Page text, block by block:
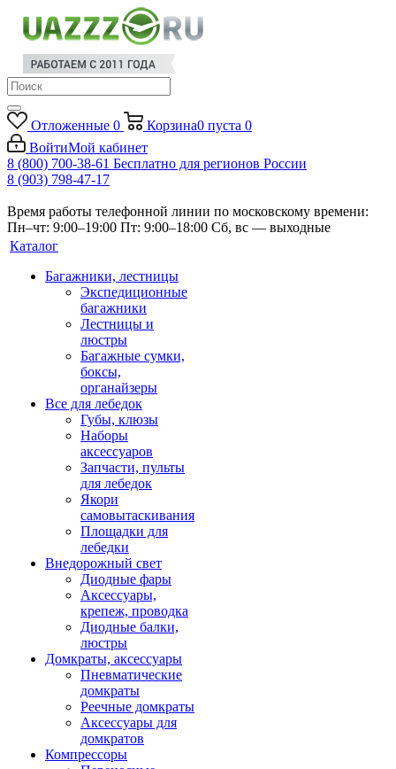
Отложенные 0 Корзина0 пуста 0
ВойтиМой кабинет
8 (800) 700-38-61 Бесплатно для регионов России
8 (903) 798-47-17
Время работы телефонной линии по московскому времени:
Пн–чт: 9:00–19:00 Пт: 9:00–18:00 Сб, вс — выходные
Каталог
Багажники, лестницы
Экспедиционные
багажники
Лестницы и
люстры
Багажные сумки,
боксы,
органайзеры
Все для лебедок
Губы, клюзы
Наборы
аксессуаров
Запчасти, пульты
для лебедок
Якори
самовытаскивания
Площадки для
лебедки
Внедорожный свет
Диодные фары
Аксессуары,
крепеж, проводка
Диодные балки,
люстры
Домкраты, аксессуары
Пневматические
домкраты
Реечные домкраты
Аксессуары для
домкратов
Компрессоры